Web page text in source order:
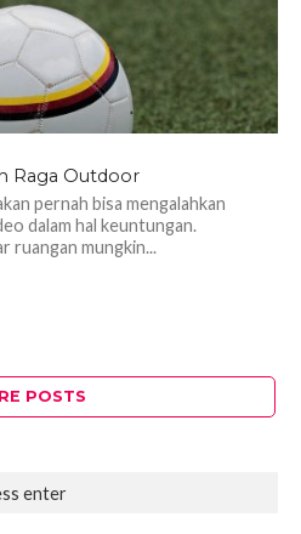
Raga Outdoor
pernah bisa mengalahkan
dalam hal keuntungan.
ruangan mungkin...
POSTS